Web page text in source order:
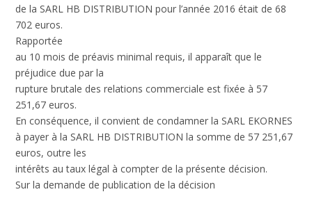
de la SARL HB DISTRIBUTION pour l’année 2016 était de 68
702 euros.
Rapportée
au 10 mois de préavis minimal requis, il apparaît que le
préjudice due par la
rupture brutale des relations commerciale est fixée à 57
251,67 euros.
En conséquence, il convient de condamner la SARL EKORNES
à payer à la SARL HB DISTRIBUTION la somme de 57 251,67
euros, outre les
intérêts au taux légal à compter de la présente décision.
Sur la demande de publication de la décision